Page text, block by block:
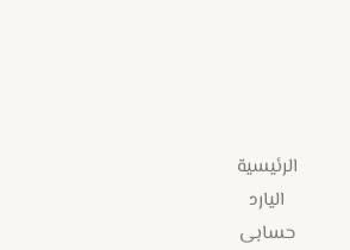
الرئيسية
اليارد
حسابى